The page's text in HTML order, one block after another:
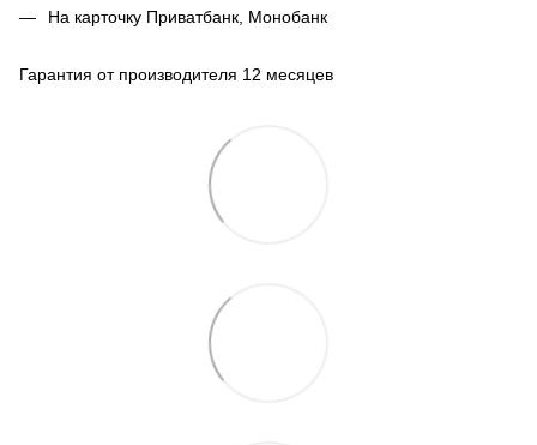
На карточку Приватбанк, Монобанк
Гарантия от производителя 12 месяцев